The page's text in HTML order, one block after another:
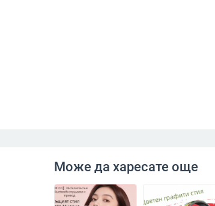
Може да харесате още